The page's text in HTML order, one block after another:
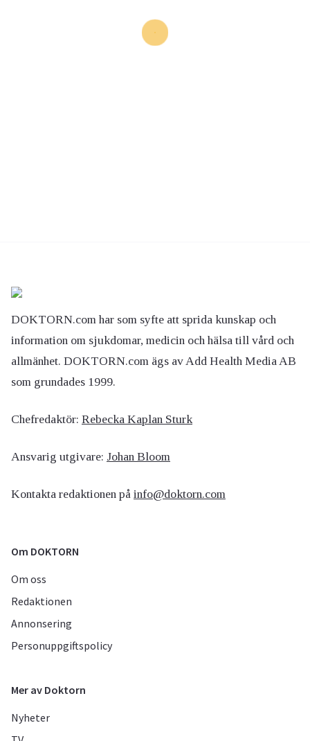
DOKTORN.com har som syfte att sprida kunskap och
information om sjukdomar, medicin och hälsa till vård och
allmänhet. DOKTORN.com ägs av Add Health Media AB
som grundades 1999.
Chefredaktör: Rebecka Kaplan Sturk
Ansvarig utgivare: Johan Bloom
Kontakta redaktionen på info@doktorn.com
Om DOKTORN
Om oss
Redaktionen
Annonsering
Personuppgiftspolicy
Mer av Doktorn
Nyheter